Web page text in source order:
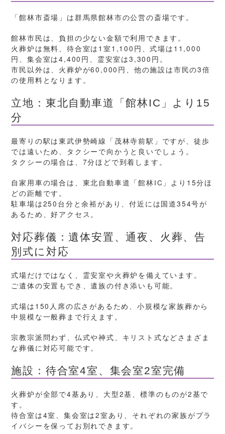
「館林市斎場」は群馬県館林市の公営の斎場です。
館林市民は、負担の少ない金額で利用できます。
火葬炉は無料、待合室は1室1,100円、式場は11,000
円、集会室は4,400円、霊安室は3,300円。
市民以外は、火葬炉が60,000円、他の施設は市民の3倍
の使用料となります。
立地：東北自動車道「館林IC」より15
分
最寄りの駅は東武伊勢崎線「茂林寺前駅」ですが、徒歩
では遠いため、タクシーで向かうと良いでしょう。
タクシーの場合は、7分ほどで到着します。
自家用車の場合は、東北自動車道「館林IC」より15分ほ
どの距離です。
駐車場は250台分と余裕があり、付近には国道354号が
あるため、好アクセス。
対応葬儀：遺体安置、通夜、火葬、告
別式に対応
式場だけではなく、霊安室や火葬炉を備えています。
ご遺体の安置もでき、遺族の付き添いも可能。
式場は150人席の広さがあるため、小規模な家族葬から
中規模な一般葬まで行えます。
宗教宗派問わず、仏式や神式、キリスト式などさまざま
な葬儀に対応可能です。
施設：待合室4室、集会室2室完備
火葬炉が全部で4基あり、大型2基、標準のものが2基で
す。
待合室は4室、集会室は2室あり、それぞれの家族がプラ
イバシーを保ってお別れできます。